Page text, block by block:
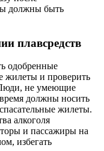
должны быть
плавсредств
одобренные
жилеты и проверить
не умеющие
должны носить
жилеты.
алкоголя
и пассажиры на
избегать